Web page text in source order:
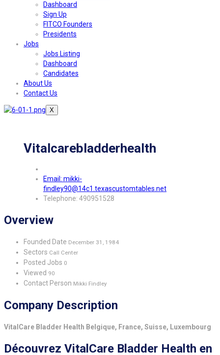
Dashboard
Sign Up
FITCO Founders
Presidents
Jobs
Jobs Listing
Dashboard
Candidates
About Us
Contact Us
X
Vitalcarebladderhealth
Email: mikki-
findley90@14c1.texascustomtables.net
Telephone: 490951528
Overview
Founded Date December 31, 1984
Sectors Call Center
Posted Jobs 0
Viewed 90
Contact Person Mikki Findley
Company Description
VitalCare Bladder Health Belgique, France, Suisse, Luxembourg
Découvrez VitalCare Bladder Health en